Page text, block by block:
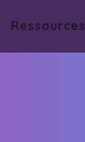
Ressources